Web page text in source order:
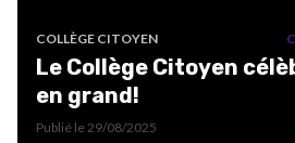
COLLÈGE CITOYEN
Le Collège Citoyen
en grand!
Publié le 29/08/2025